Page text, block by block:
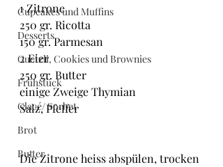
Cupcakes und Muffins
Desserts
Guetzli, Cookies und Brownies
Frühstück
Glacé/ Sorbet
Brot
Butter
1 Zitrone
250 gr. Ricotta
150 gr. Parmesan
2 Eier
250 gr. Butter
einige Zweige Thymian
Salz, Pfeffer
Die Zitrone heiss abspülen, trocken